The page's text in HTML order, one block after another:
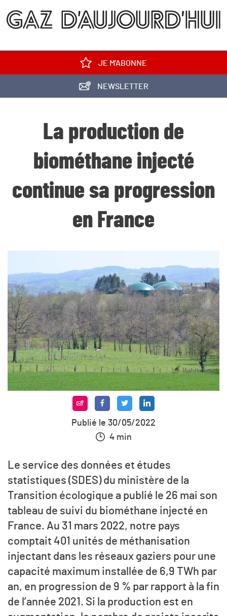
JE M'ABONNE
NEWSLETTER
La production de
biométhane injecté
continue sa progression
en France
Publié le 30/05/2022
4 min
Le service des données et études
statistiques (SDES) du ministère de la
Transition écologique a publié le 26 mai son
tableau de suivi du biométhane injecté en
France. Au 31 mars 2022, notre pays
comptait 401 unités de méthanisation
injectant dans les réseaux gaziers pour une
capacité maximum installée de 6,9 TWh par
an, en progression de 9 % par rapport à la fin
de l’année 2021. Si la production est en